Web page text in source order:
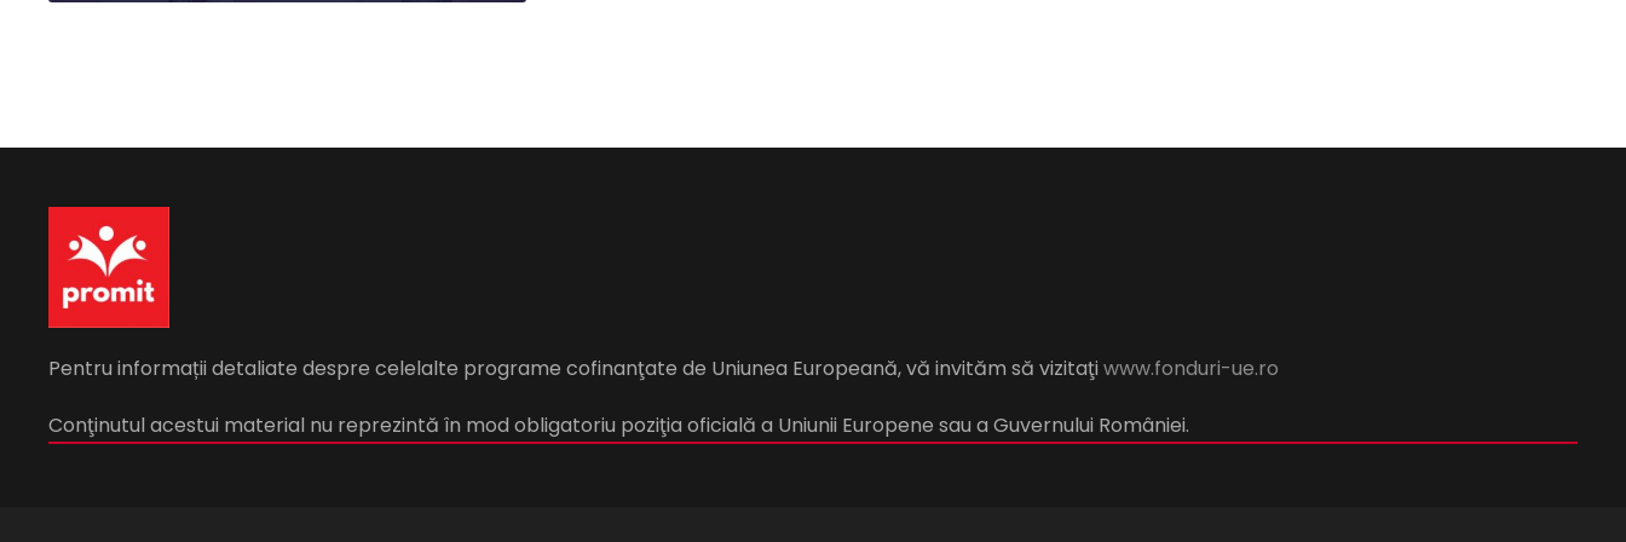
Pentru informații detaliate despre celelalte programe cofinanţate de Uniunea Europeană, vă invităm să vizitaţi www.fonduri-ue.ro
Conţinutul acestui material nu reprezintă în mod obligatoriu poziţia oficială a Uniunii Europene sau a Guvernului României.